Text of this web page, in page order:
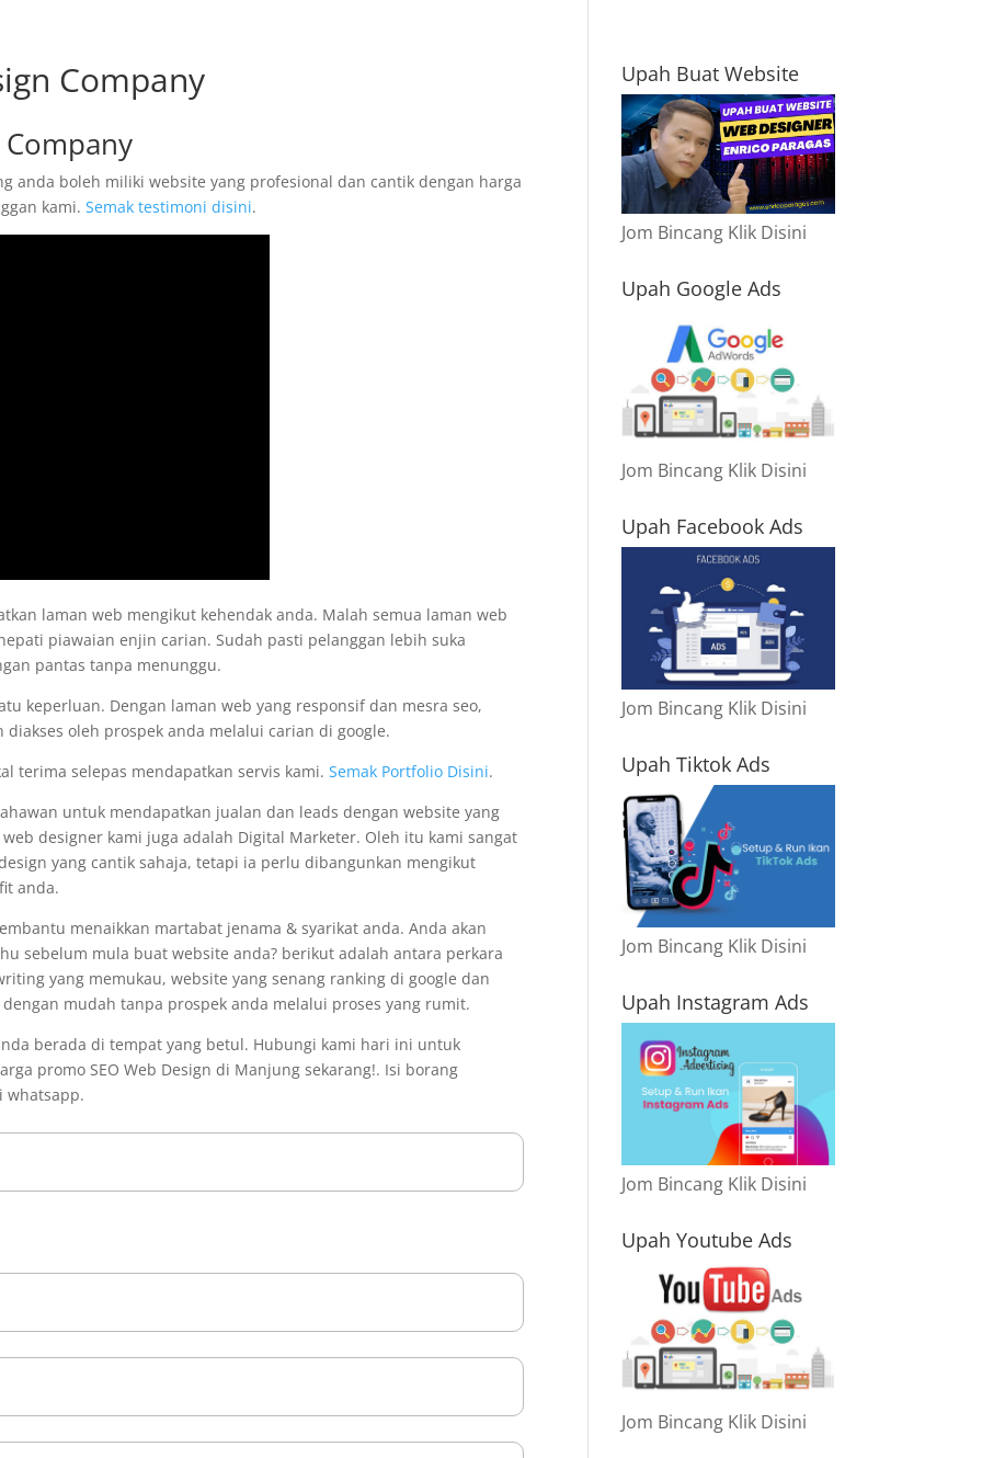
Company
anda boleh miliki website yang profesional dan cantik dengan harga
kami.Semak testimoni disini.
laman web mengikut kehendak anda. Malah semua laman web
piawaian enjin carian. Sudah pasti pelanggan lebih suka
pantas tanpa menunggu.
keperluan. Dengan laman web yang responsif dan mesra seo,
oleh prospek anda melalui carian di google.
terima selepas mendapatkan servis kami.Semak Portfolio Disini.
untuk mendapatkan jualan dan leads dengan website yang
designer kami juga adalah Digital Marketer. Oleh itu kami sangat
yang cantik sahaja, tetapi ia perlu dibangunkan mengikut
anda.
menaikkan martabat jenama & syarikat anda. Anda akan
sebelum mula buat website anda? berikut adalah antara perkara
yang memukau, website yang senang ranking di google dan
mudah tanpa prospek anda melalui proses yang rumit.
berada di tempat yang betul. Hubungi kami hari ini untuk
promo SEO Web Design di Manjung sekarang!. Isi borang
whatsapp.
Upah Buat Website
Jom Bincang Klik Disini
Upah Google Ads
Jom Bincang Klik Disini
Upah Facebook Ads
Jom Bincang Klik Disini
Upah Tiktok Ads
Jom Bincang Klik Disini
Upah Instagram Ads
Jom Bincang Klik Disini
Upah Youtube Ads
Jom Bincang Klik Disini